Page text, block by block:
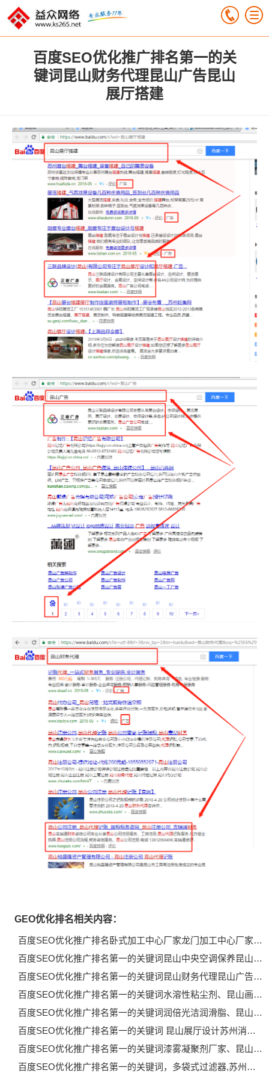
百度SEO优化推广排名第一的关
键词昆山财务代理昆山广告昆山
展厅搭建
GEO优化排名相关内容：
百度SEO优化推广排名卧式加工中心厂家龙门加工中心厂家…
百度SEO优化推广排名第一的关键词昆山中央空调保养昆山…
百度SEO优化推广排名第一的关键词昆山财务代理昆山广告…
百度SEO优化推广排名第一的关键词水溶性粘尘剂、昆山画…
百度SEO优化推广排名第一的关键词润倍光洁润滑脂、昆山…
百度SEO优化推广排名第一的关键词 昆山展厅设计苏州消…
百度SEO优化推广排名第一的关键词漆雾凝聚剂厂家、昆山…
百度SEO优化推广排名第一的关键词，多袋式过滤器,苏州…